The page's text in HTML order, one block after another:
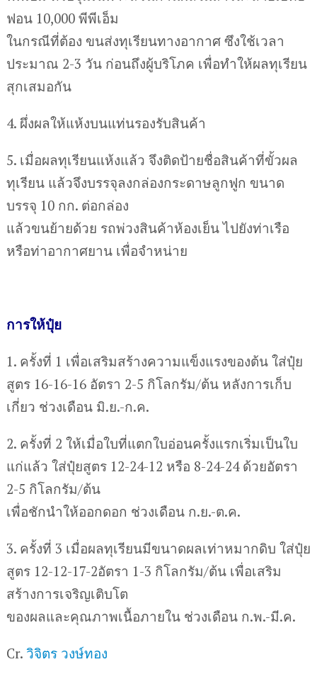
ฟอน 10,000 พีพีเอ็ม
ในกรณีที่ต้อง ขนส่งทุเรียนทางอากาศ ซึงใช้เวลา
ประมาณ 2-3 วัน ก่อนถึงผู้บริโภค เพื่อทำให้ผลทุเรียน
สุกเสมอกัน
4. ผึ่งผลให้แห้งบนแท่นรองรับสินค้า
5. เมื่อผลทุเรียนแห้งแล้ว จึงติดป้ายชื่อสินค้าที่ขั้วผล
ทุเรียน แล้วจึงบรรจุลงกล่องกระดาษลูกฟูก ขนาด
บรรจุ 10 กก. ต่อกล่อง
แล้วขนย้ายด้วย รถพ่วงสินค้าห้องเย็น ไปยังท่าเรือ
หรือท่าอากาศยาน เพื่อจำหน่าย
การให้ปุ๋ย
1. ครั้งที่ 1 เพื่อเสริมสร้างความแข็งแรงของต้น ใส่ปุ๋ย
สูตร 16-16-16 อัตรา 2-5 กิโลกรัม/ต้น หลังการเก็บ
เกี่ยว ช่วงเดือน มิ.ย.-ก.ค.
2. ครั้งที่ 2 ให้เมื่อใบที่แตกใบอ่อนครั้งแรกเริ่มเป็นใบ
แก่แล้ว ใส่ปุ๋ยสูตร 12-24-12 หรือ 8-24-24 ด้วยอัตรา
2-5 กิโลกรัม/ต้น
เพื่อชักนำให้ออกดอก ช่วงเดือน ก.ย.-ต.ค.
3. ครั้งที่ 3 เมื่อผลทุเรียนมีขนาดผลเท่าหมากดิบ ใส่ปุ๋ย
สูตร 12-12-17-2อัตรา 1-3 กิโลกรัม/ต้น เพื่อเสริม
สร้างการเจริญเติบโต
ของผลและคุณภาพเนื้อภายใน ช่วงเดือน ก.พ.-มี.ค.
Cr. วิจิตร วงษ์ทอง